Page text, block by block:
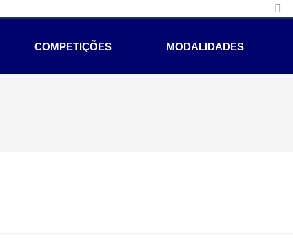
COMPETIÇÕES MODALIDADES